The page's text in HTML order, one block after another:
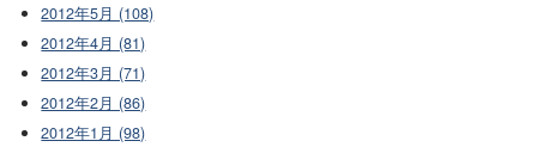
2012年5月 (108)
2012年4月 (81)
2012年3月 (71)
2012年2月 (86)
2012年1月 (98)